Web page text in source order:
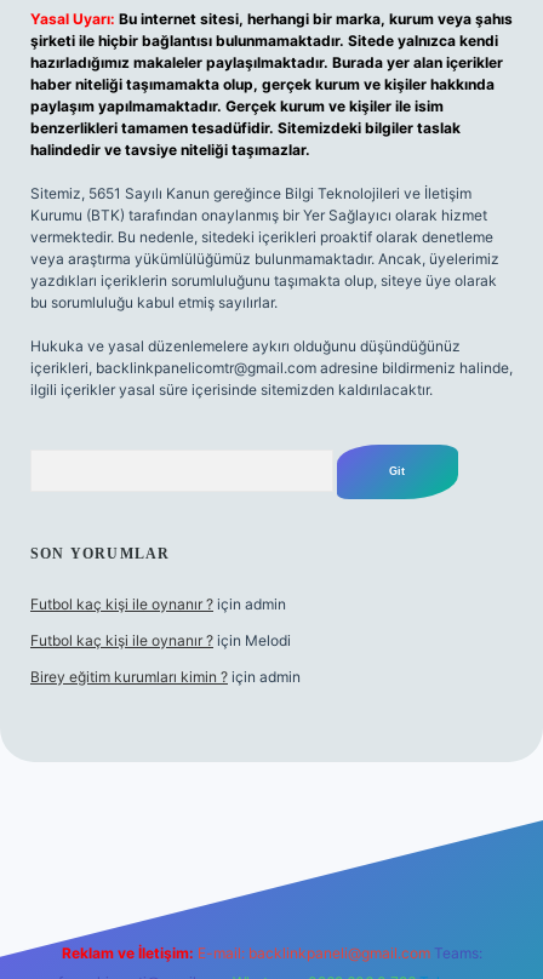
Yasal Uyarı: Bu internet sitesi, herhangi bir marka, kurum veya şahıs
şirketi ile hiçbir bağlantısı bulunmamaktadır. Sitede yalnızca kendi
hazırladığımız makaleler paylaşılmaktadır. Burada yer alan içerikler
haber niteliği taşımamakta olup, gerçek kurum ve kişiler hakkında
paylaşım yapılmamaktadır. Gerçek kurum ve kişiler ile isim
benzerlikleri tamamen tesadüfidir. Sitemizdeki bilgiler taslak
halindedir ve tavsiye niteliği taşımazlar.
Sitemiz, 5651 Sayılı Kanun gereğince Bilgi Teknolojileri ve İletişim
Kurumu (BTK) tarafından onaylanmış bir Yer Sağlayıcı olarak hizmet
vermektedir. Bu nedenle, sitedeki içerikleri proaktif olarak denetleme
veya araştırma yükümlülüğümüz bulunmamaktadır. Ancak, üyelerimiz
yazdıkları içeriklerin sorumluluğunu taşımakta olup, siteye üye olarak
bu sorumluluğu kabul etmiş sayılırlar.
Hukuka ve yasal düzenlemelere aykırı olduğunu düşündüğünüz
içerikleri, backlinkpanelicomtr@gmail.com adresine bildirmeniz halinde,
ilgili içerikler yasal süre içerisinde sitemizden kaldırılacaktır.
SON YORUMLAR
Futbol kaç kişi ile oynanır ? için admin
Futbol kaç kişi ile oynanır ? için Melodi
Birey eğitim kurumları kimin ? için admin
Reklam ve İletişim: E-mail: backlinkpaneli@gmail.com Teams: